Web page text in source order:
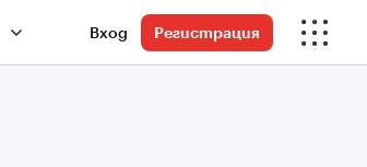
Вход Регистрация